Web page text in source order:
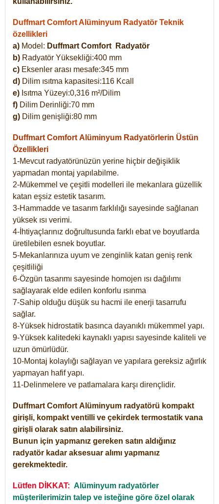
Duffmart Comfort Alüminyum Radyatör Teknik
özellikleri
a) Model: Duffmart Comfort
Radyatör
b) Radyatör Yüksekliği:400 mm
c) Eksenler arası mesafe:345 mm
d) Dilim ısıtma kapasitesi:116 Kcall
e) Isıtma Yüzeyi:0,316 m²/Dilim
f) Dilim Derinliği:70 mm
g) Dilim genişliği:80 mm
Duffmart Comfort Alüminyum Radyatörlerin Üstün
Özellikleri
1-Mevcut radyatörünüzün yerine hiçbir değişiklik
yapmadan montaj yapılabilme.
2-Mükemmel ve çeşitli modelleri ile mekanlara güzellik
katan eşsiz estetik tasarım.
3-Hammadde ve tasarım farklılığı sayesinde sağlanan
yüksek ısı verimi.
4-İhtiyaçlarınız doğrultusunda farklı ebat ve boyutlarda
üretilebilen esnek boyutlar.
5-Mekanlarınıza uyum ve zenginlik katan geniş renk
çeşitliliği
6-Özgün tasarımı sayesinde homojen ısı dağılımı
sağlayarak elde edilen konforlu ısınma
7-Sahip olduğu düşük su hacmi ile enerji tasarrufu
sağlar.
8-Yüksek hidrostatik basınca dayanıklı mükemmel yapı.
9-Yüksek kalitedeki kaynaklı yapısı sayesinde kaliteli ve
uzun ömürlüdür.
10-Montaj kolaylığı sağlayan ve yapılara gereksiz ağırlık
yapmayan hafif yapı.
11-Delinmelere ve patlamalara karşı dirençlidir.
Duffmart Comfort Alüminyum radyatörü kompakt
girişli, kompakt ventilli ve çekirdek termostatik vana
girişli olarak satın alabilirsiniz.
Bunun için yapmanız gereken satın aldığınız
radyatör kadar aksesuar alımı yapmanız
gerekmektedir.
Lütfen DİKKAT: Alüminyum radyatörler
müşterilerimizin talep ve isteğine göre özel olarak